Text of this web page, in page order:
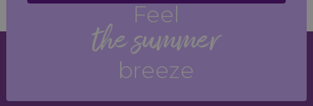
Feel
the summer
breeze